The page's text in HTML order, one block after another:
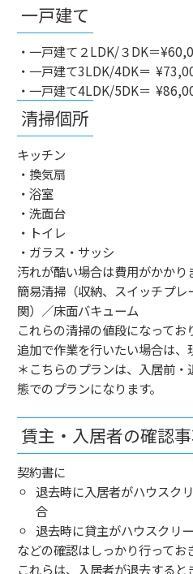
一戸建て
・一戸建て２LDK/３DK＝
・一戸建て3LDK/4DK＝
・一戸建て4LDK/5DK＝
清掃個所
キッチン
・換気扇
・浴室
・洗面台
・トイレ
・ガラス・サッシ
汚れが酷い場合は費用がかかり
簡易清掃（収納、スイッチプ
関）／床面バキューム
これらの清掃の値段になってお
追加で作業を行いたい場合は、
＊こちらのプランは、入居前
態でのプランになります。
賃主・入居者の確認
契約書に
退去時に入居者がハウスク
合
退去時に貸主がハウスクリ
などの確認はしっかり行ってお
これらは、入居者が退去する